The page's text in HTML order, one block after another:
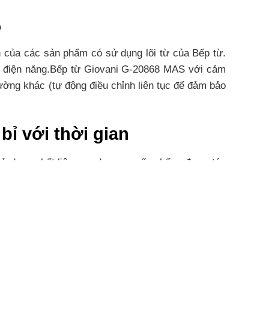
các sản phẩm có sử dụng lõi từ của Bếp từ.
năng.Bếp từ Giovani G-20868 MAS với cảm
khác (tự động điều chỉnh liên tục để đảm bảo
bỉ với thời gian
chất liệu menden cao cấp chống được tác
G-20868 MAS